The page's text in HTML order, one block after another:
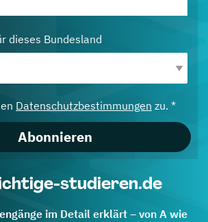
dieses Bundesland
Datenschutzbestimmungen zu. *
Abonnieren
studieren.de
im Detail erklärt – von A wie